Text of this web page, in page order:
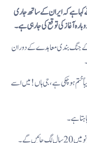
کہا ہے کہ ایران کے ساتھ جاری
آغاز کی توقع کی جا رہی ہے۔
اور ایران کے درمیان جنگ 2 ہفتوں کے جنگ بندی معاہدے کے دوران
ختم ہو چکی ہے، جی ہاں! میں اسے
ہے۔